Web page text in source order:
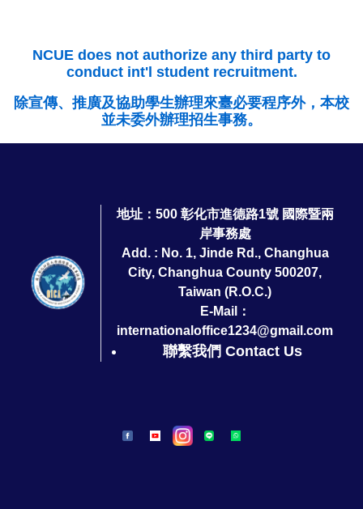
NCUE does not authorize any third party to
conduct int'l student recruitment.
除宣傳、推廣及協助學生辦理來臺必要程序外，本校
並未委外辦理招生事務。
地址：500 彰化市進德路1號 國際暨兩
岸事務處
Add. : No. 1, Jinde Rd., Changhua
City, Changhua County 500207,
Taiwan (R.O.C.)
E-Mail：
internationaloffice1234@gmail.com
聯繫我們 Contact Us